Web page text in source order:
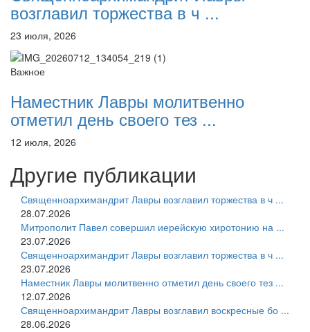
возглавил торжества в ч ...
23 июля, 2026
Важное
Наместник Лавры молитвенно
отметил день своего тез ...
12 июля, 2026
Другие публикации
Священноархимандрит Лавры возглавил торжества в ч ...
28.07.2026
Митрополит Павел совершил иерейскую хиротонию на ...
23.07.2026
Священноархимандрит Лавры возглавил торжества в ч ...
23.07.2026
Наместник Лавры молитвенно отметил день своего тез ...
12.07.2026
Священноархимандрит Лавры возглавил воскресные бо ...
28.06.2026